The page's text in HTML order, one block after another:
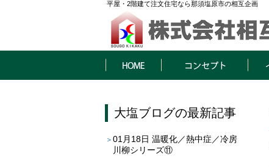
平屋・2階建て注文住宅なら那須塩原市の相互企画
大塩ブログの最新記事
01月18日 温暖化／熱中症／冷房
川柳シリーズ⑪